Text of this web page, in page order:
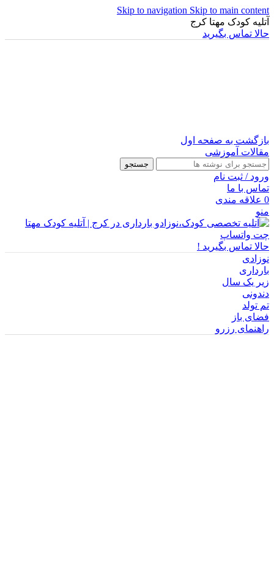
Skip to navigation Skip to main content
آتلیه کودک مهتا کرج
حالا تماس بگیرید
بازگشت به صفحه اول
مقالات آموزشی
جستجو
ورود / ثبت نام
تماس با ما
0 علاقه مندی
منو
چت واتساپ
حالا تماس بگیرید !
نوزادی
بارداری
زیر یک سال
دندونی
تم تولد
فضای باز
راهنمای رزرو